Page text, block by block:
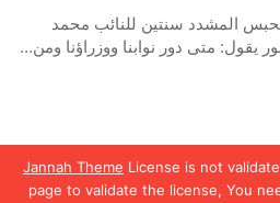
Jannah Theme License is not
page to validate the license, You
المشدد سنتين للنائب محمد
يقول: متى دور نوابنا ووزراؤنا ومن…